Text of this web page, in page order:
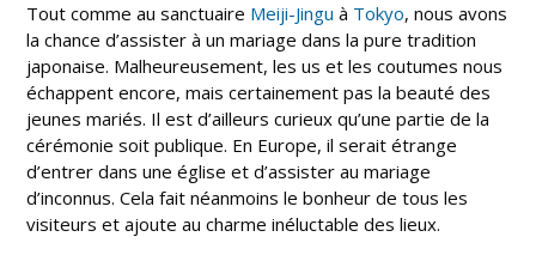
Tout comme au sanctuaire Meiji-Jingu à Tokyo, nous avons
la chance d’assister à un mariage dans la pure tradition
japonaise. Malheureusement, les us et les coutumes nous
échappent encore, mais certainement pas la beauté des
jeunes mariés. Il est d’ailleurs curieux qu’une partie de la
cérémonie soit publique. En Europe, il serait étrange
d’entrer dans une église et d’assister au mariage
d’inconnus. Cela fait néanmoins le bonheur de tous les
visiteurs et ajoute au charme inéluctable des lieux.